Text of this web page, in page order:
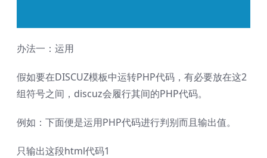
办法一：运用
假如要在DISCUZ模板中运转PHP代码，有必要放在这2
组符号之间，discuz会履行其间的PHP代码。
例如：下面便是运用PHP代码进行判别而且输出值。
只输出这段html代码1